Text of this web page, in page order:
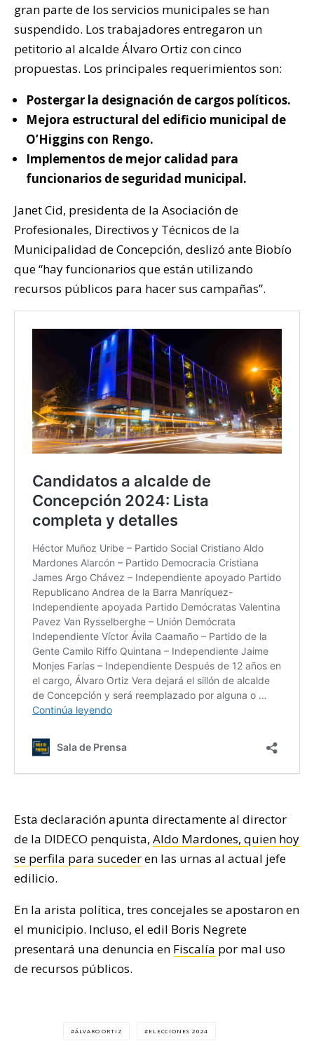
gran parte de los servicios municipales se han
suspendido. Los trabajadores entregaron un
petitorio al alcalde Álvaro Ortiz con cinco
propuestas. Los principales requerimientos son:
Postergar la designación de cargos políticos.
Mejora estructural del edificio municipal de
O’Higgins con Rengo.
Implementos de mejor calidad para
funcionarios de seguridad municipal.
Janet Cid, presidenta de la Asociación de
Profesionales, Directivos y Técnicos de la
Municipalidad de Concepción, deslizó ante Biobío
que “hay funcionarios que están utilizando
recursos públicos para hacer sus campañas”.
Esta declaración apunta directamente al director
de la DIDECO penquista, Aldo Mardones, quien hoy
se perfila para sucederen las urnas al actual jefe
edilicio.
En la arista política, tres concejales se apostaron en
el municipio. Incluso, el edil Boris Negrete
presentará una denuncia en Fiscalía por mal uso
de recursos públicos.
ÁLVARO ORTIZ ELECCIONES 2024